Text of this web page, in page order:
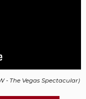
- The Vegas Spectacular)